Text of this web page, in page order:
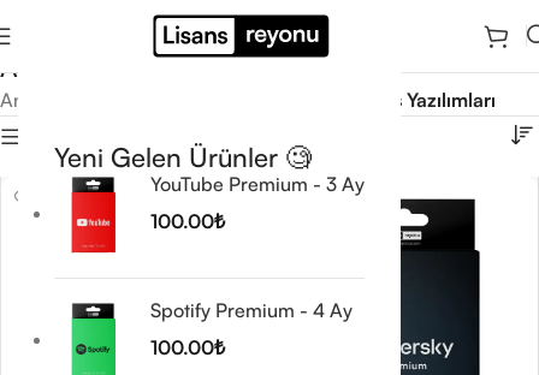
Yeni Gelen Ürünler 🧐
YouTube Premium - 3 Ay
100.00₺
Spotify Premium - 4 Ay
100.00₺
Antivirüs Yazılımları
Ana Sayfa
Antivirüs Yazılımları